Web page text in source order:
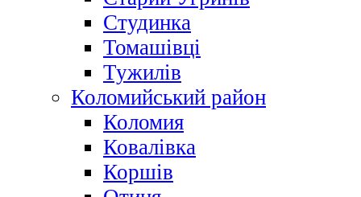
Студинка
Томашівці
Тужилів
Коломийський район
Коломия
Ковалівка
Коршів